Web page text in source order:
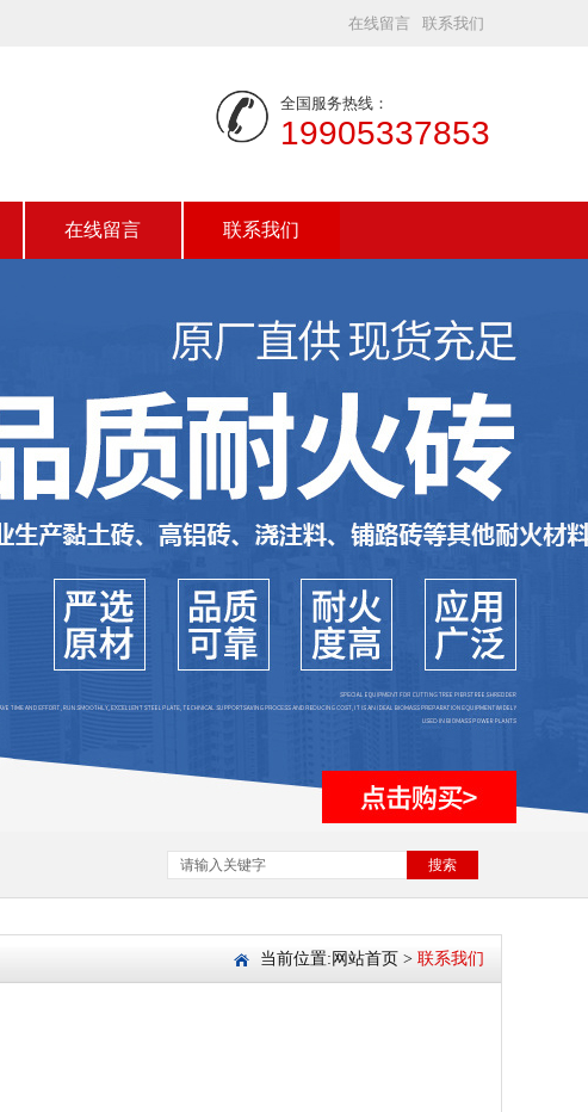
在线留言 联系我们
全国服务热线：
19905337853
在线留言 联系我们
搜索
当前位置: 网站首页 > 联系我们